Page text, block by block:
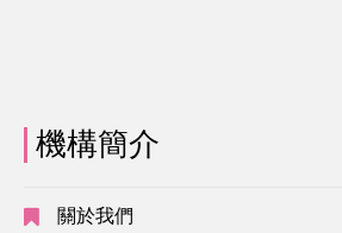
機構簡介
關於我們